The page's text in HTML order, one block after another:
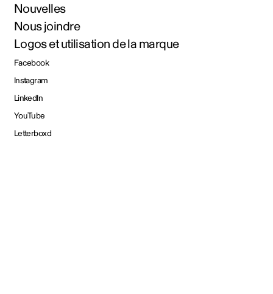
Nouvelles
Nous joindre
Logos et utilisation de la marque
Facebook
Instagram
LinkedIn
YouTube
Letterboxd